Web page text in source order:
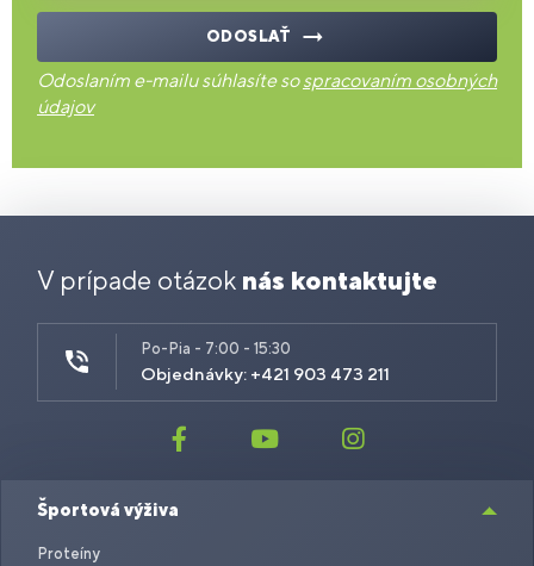
ODOSLAŤ
Odoslaním e-mailu súhlasíte sospracovaním osobných
údajov
V prípade otázok nás kontaktujte
Po-Pia - 7:00 - 15:30
Objednávky: +421 903 473 211
Športová výživa
Proteíny